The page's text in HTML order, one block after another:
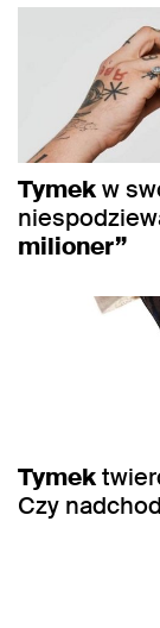
Tymekw
milioner”
Tymek
Czy